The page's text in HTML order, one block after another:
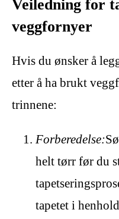
Veiledning for
veggfornyer
Hvis du ønsker å
etter å ha brukt
trinnene:
Forberedelse:
helt tørr før du
tapetet i